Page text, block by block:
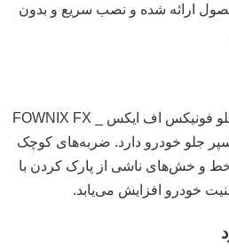
ارائه شده و نصب سریع و بدون
فلاپ (دیاق پلاستیکی) سپر جلو فونیکس اف ایکس _ FOWNIX FX
جلو خودرو دارد. ضربه‌های کوچک
و خش‌های ناشی از پارک کردن با
خودرو افزایش می‌یابد.